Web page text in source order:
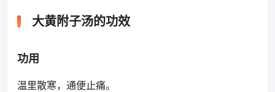
大黄附子汤的功效
功用
温里散寒，通便止痛。